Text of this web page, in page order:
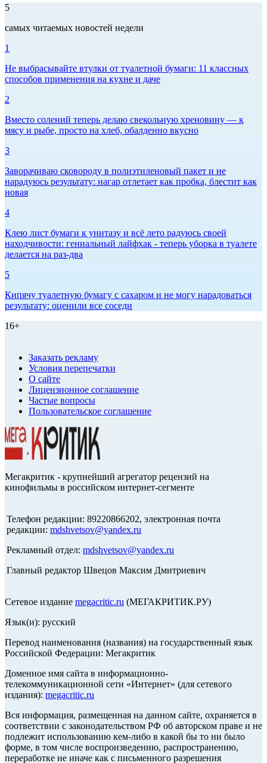
5
самых читаемых новостей недели
1
Не выбрасывайте втулки от туалетной бумаги: 11 классных
способов применения на кухне и даче
2
Вместо солений теперь делаю свекольную хреновину — к
мясу и рыбе, просто на хлеб, обалденно вкусно
3
Заворачиваю сковороду в полиэтиленовый пакет и не
нарадуюсь результату: нагар отлетает как пробка, блестит как
новая
4
Клею лист бумаги к унитазу и всё лето радуюсь своей
находчивости: гениальный лайфхак - теперь уборка в туалете
делается на раз-два
5
Кипячу туалетную бумагу с сахаром и не могу нарадоваться
результату: оценили все соседи
16+
Заказать рекламу
Условия перепечатки
О сайте
Лицензионное соглашение
Частые вопросы
Пользовательское соглашение
Мегакритик - крупнейший агрегатор рецензий на
кинофильмы в российском интернет-сегменте
Телефон редакции: 89220866202, электронная почта
редакции: mdshvetsov@yandex.ru
Рекламный отдел: mdshvetsov@yandex.ru
Главный редактор Швецов Максим Дмитриевич
Сетевое издание megacritic.ru (МЕГАКРИТИК.РУ)
Язык(и): русский
Перевод наименования (названия) на государственный язык
Российской Федерации: Мегакритик
Доменное имя сайта в информационно-
телекоммуникационной сети «Интернет» (для сетевого
издания): megacritic.ru
Вся информация, размещенная на данном сайте, охраняется в
соответствии с законодательством РФ об авторском праве и не
подлежит использованию кем-либо в какой бы то ни было
форме, в том числе воспроизведению, распространению,
переработке не иначе как с письменного разрешения